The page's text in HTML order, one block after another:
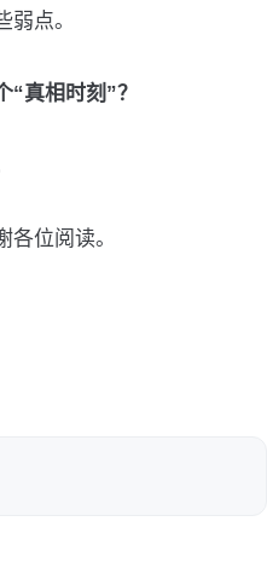
点。
真相时刻”？
位阅读。